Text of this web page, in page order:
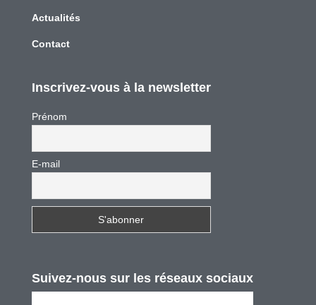
Actualités
Contact
Inscrivez-vous à la newsletter
Prénom
E-mail
Suivez-nous sur les réseaux sociaux